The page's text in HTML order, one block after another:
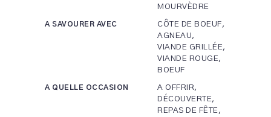
MOURVÈDRE
A SAVOURER AVEC
CÔTE DE BOEUF,
AGNEAU,
VIANDE GRILLÉE,
VIANDE ROUGE,
BOEUF
A QUELLE OCCASION
A OFFRIR,
DÉCOUVERTE,
REPAS DE FÊTE,